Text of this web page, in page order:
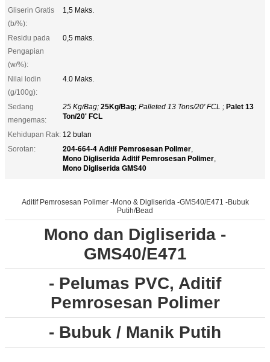
Gliserin Gratis
(b/%):
1,5 Maks.
Residu pada
Pengapian
(w/%):
0,5 maks.
Nilai lodin
(g/100g):
4.0 Maks.
Sedang
mengemas:
25 Kg/Bag; 25Kg/Bag; Palleted 13 Tons/20' FCL ; Palet 13
Ton/20' FCL
Kehidupan Rak: 12 bulan
Sorotan:
204-664-4 Aditif Pemrosesan Polimer,
Mono Digliserida Aditif Pemrosesan Polimer,
Mono Digliserida GMS40
Aditif Pemrosesan Polimer -Mono & Digliserida -GMS40/E471 -Bubuk
Putih/Bead
Mono dan Digliserida -
GMS40/E471
- Pelumas PVC, Aditif
Pemrosesan Polimer
- Bubuk / Manik Putih